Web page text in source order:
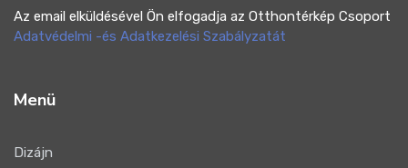
Az email elküldésével Ön elfogadja az Otthontérkép Csoport
Adatvédelmi -és Adatkezelési Szabályzatát
Menü
Dizájn